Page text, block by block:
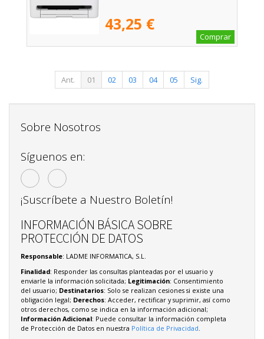
43,25 €
Comprar
Ant. 01 02 03 04 05 Sig.
Sobre Nosotros
Síguenos en:
¡Suscríbete a Nuestro Boletín!
INFORMACIÓN BÁSICA SOBRE
PROTECCIÓN DE DATOS
Responsable: LADME INFORMATICA, S.L.
Finalidad: Responder las consultas planteadas por el usuario y
enviarle la información solicitada; Legitimación: Consentimiento
del usuario; Destinatarios: Solo se realizan cesiones si existe una
obligación legal; Derechos: Acceder, rectificar y suprimir, así como
otros derechos, como se indica en la información adicional;
Información Adicional: Puede consultar la información completa
de Protección de Datos en nuestra Política de Privacidad.